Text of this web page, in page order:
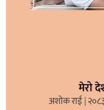
मेरो
अशोक राई